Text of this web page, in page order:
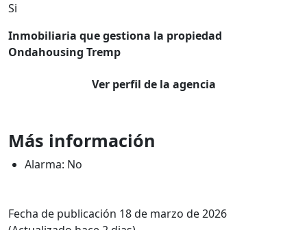
Si
Inmobiliaria que gestiona la propiedad
Ondahousing Tremp
Ver perfil de la agencia
Más información
Alarma: No
Fecha de publicación 18 de marzo de 2026